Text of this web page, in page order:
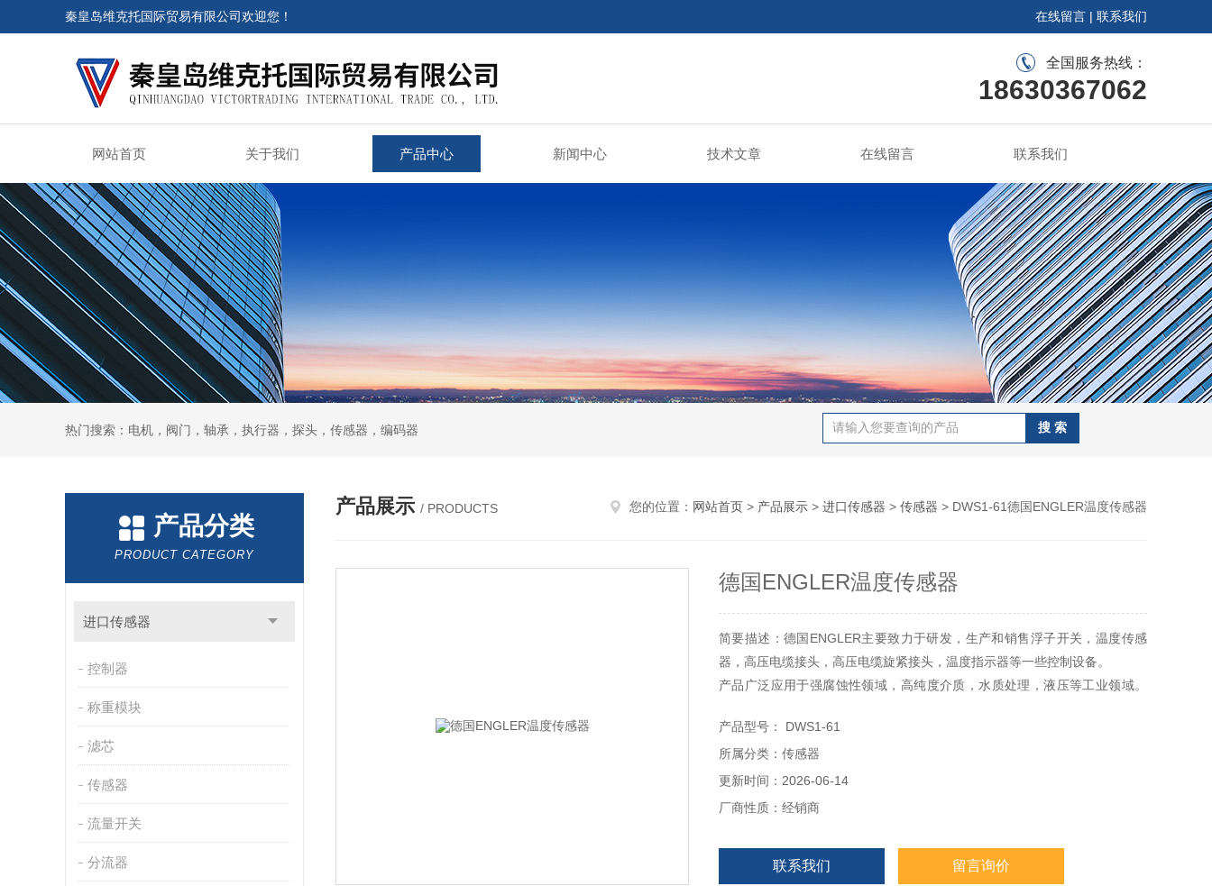
秦皇岛维克托国际贸易有限公司欢迎您！ 在线留言 | 联系我们
全国服务热线：
18630367062
网站首页 关于我们 产品中心 新闻中心 技术文章 在线留言 联系我们
热门搜索：电机，阀门，轴承，执行器，探头，传感器，编码器
产品分类
PRODUCT CATEGORY
进口传感器
控制器
称重模块
滤芯
传感器
流量开关
分流器
产品展示 / PRODUCTS 您的位置： 网站首页 > 产品展示 > 进口传感器 > 传感器 > DWS1-61德国ENGLER温度传感器
德国ENGLER温度传感器
简要描述：德国ENGLER主要致力于研发，生产和销售浮子开关，温度传感
器，高压电缆接头，高压电缆旋紧接头，温度指示器等一些控制设备。
产品广泛应用于强腐蚀性领域，高纯度介质，水质处理，液压等工业领域。
动物水族海水馆，环境科学，污水处理，实验设备与制药等。
经营产品：
德国ENGLER液位计、德国ENGLER温度传感器、德国ENGLER压力
产品型号： DWS1-61
所属分类：传感器
更新时间：2026-06-14
厂商性质：经销商
联系我们 留言询价